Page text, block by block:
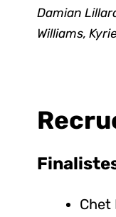
Damian
Williams,
Chet